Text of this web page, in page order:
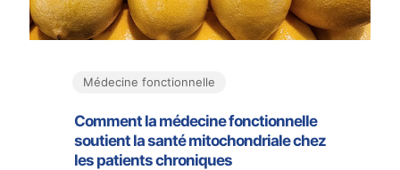
Médecine fonctionnelle
Comment la médecine fonctionnelle
soutient la santé mitochondriale chez
les patients chroniques